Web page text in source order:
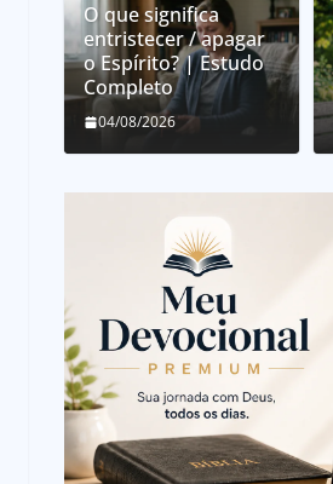
O que significa
entristecer / apagar
o Espírito? | Estudo
Completo
04/08/2026